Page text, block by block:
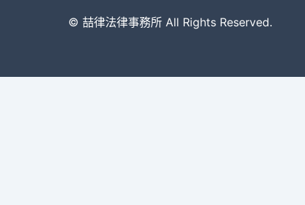
© 喆律法律事務所 All Rights Reserved.